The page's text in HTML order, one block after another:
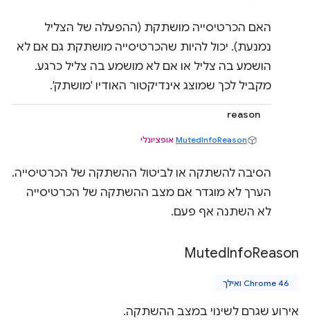
האם הכרטיסייה מושתקת (ההפעלה של הצליל
נמנעת). יכול להיות שהכרטיסייה מושתקת גם אם לא
הושמע בה צליל או אם לא מושמע בה צליל כרגע.
מקביל לכך שמוצג אינדיקטור האודיו 'מושתק'.
reason
MutedInfoReason אופציונלי
הסיבה להשתקה או לביטול ההשתקה של הכרטיסייה.
הערך לא מוגדר אם מצב ההשתקה של הכרטיסייה
לא השתנה אף פעם.
MutedInfoReason
Chrome 46 ואילך
אירוע שגרם לשינוי במצב ההשתקה.